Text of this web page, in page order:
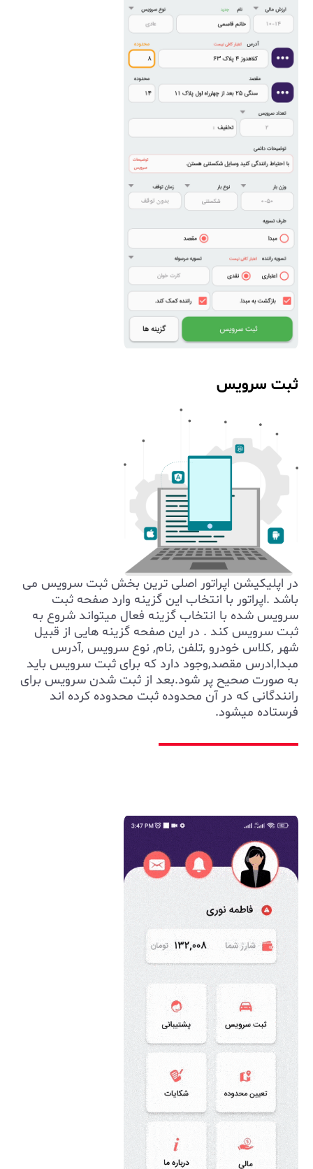
ثبت سرویس
در اپلیکیشن اپراتور اصلی ترین بخش ثبت سرویس می
باشد .اپراتور با انتخاب این گزینه وارد صفحه ثبت
سرویس شده با انتخاب گزینه فعال میتواند شروع به
ثبت سرویس کند . در این صفحه گزینه هایی از قبیل
شهر ,کلاس خودرو ,تلفن ,نام, نوع سرویس ,آدرس
مبدا,ادرس مقصد,وجود دارد که برای ثبت سرویس باید
به صورت صحیح پر شود.بعد از ثبت شدن سرویس برای
رانندگانی که در آن محدوده ثبت محدوده کرده اند
فرستاده میشود.